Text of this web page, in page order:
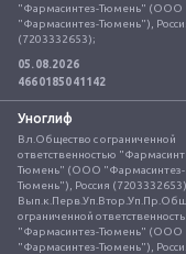
"Фармасинтез-Тюмень" (ООО
"Фармасинтез-Тюмень"),
(7203332653);
05.08.2026
4660185041142
Уноглиф
Вл.Общество с ограниченной
ответственностью
Тюмень" (ООО "Фармасинтез-
Тюмень"), Россия
ограниченной
"Фармасинтез-Тюмень" (ООО
"Фармасинтез-Тюмень"),